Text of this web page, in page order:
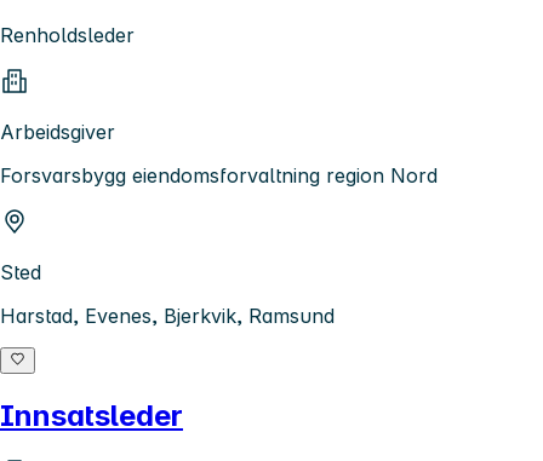
Renholdsleder
Arbeidsgiver
Forsvarsbygg eiendomsforvaltning region Nord
Sted
Harstad, Evenes, Bjerkvik, Ramsund
Innsatsleder